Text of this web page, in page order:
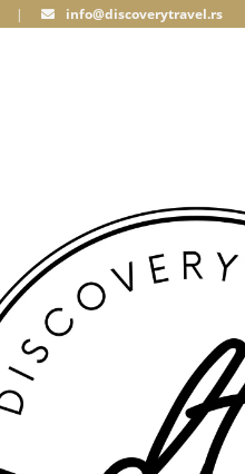
| info@discoverytravel.rs